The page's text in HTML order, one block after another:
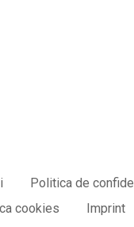
Politica de
cookies
Imprint